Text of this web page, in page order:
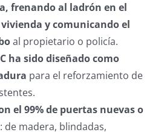
frenando al ladrón en el
y comunicando el
al propietario o policía.
ha sido diseñado como
para el reforzamiento de
el 99% de puertas nuevas o
: de madera, blindadas,